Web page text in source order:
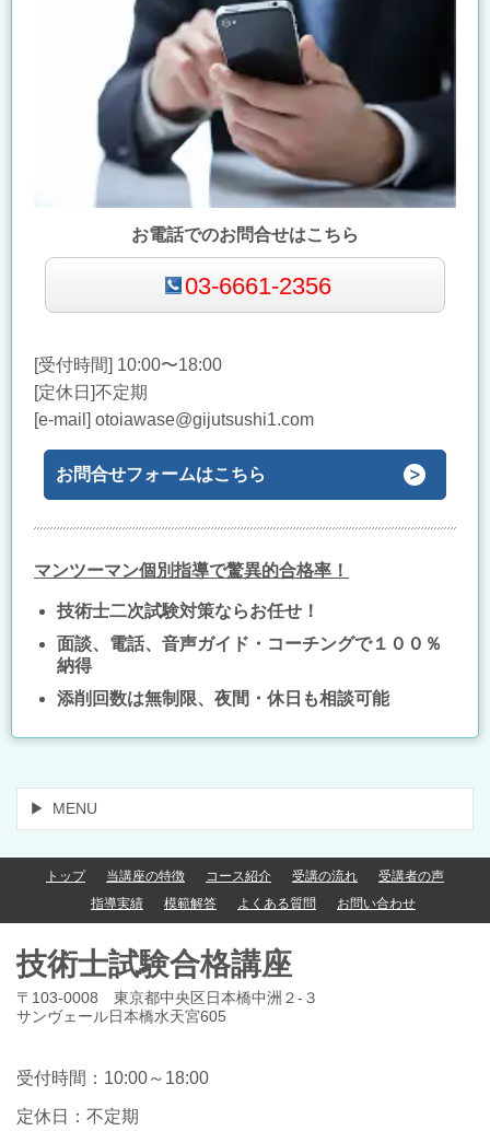
お電話でのお問合せはこちら
03-6661-2356
[受付時間] 10:00〜18:00
[定休日]不定期
[e-mail] otoiawase@gijutsushi1.com
お問合せフォームはこちら
マンツーマン個別指導で驚異的合格率！
技術士二次試験対策ならお任せ！
面談、電話、音声ガイド・コーチングで１００％
納得
添削回数は無制限、夜間・休日も相談可能
MENU
トップ 当講座の特徴 コース紹介 受講の流れ
受講者の声
指導実績
模範解答 よくある質問 お問い合わせ
技術士試験合格講座
〒103-0008 東京都中央区日本橋中洲２-３
サンヴェール日本橋水天宮605
受付時間：10:00～18:00
定休日：不定期